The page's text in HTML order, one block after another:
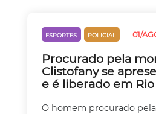
ESPORTES POLICIAL 01/
Procurado pela
Clistofany se
e é liberado em
O homem procurado